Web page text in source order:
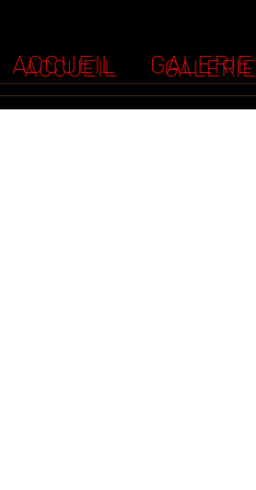
ACCUEIL GALERIE
ACCUEIL GALERIE